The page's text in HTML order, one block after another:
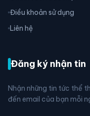
Điều khoản sử dụng
Liên hệ
Đăng ký nhận tin
Nhận những tin tức thể
đến email của bạn mỗi